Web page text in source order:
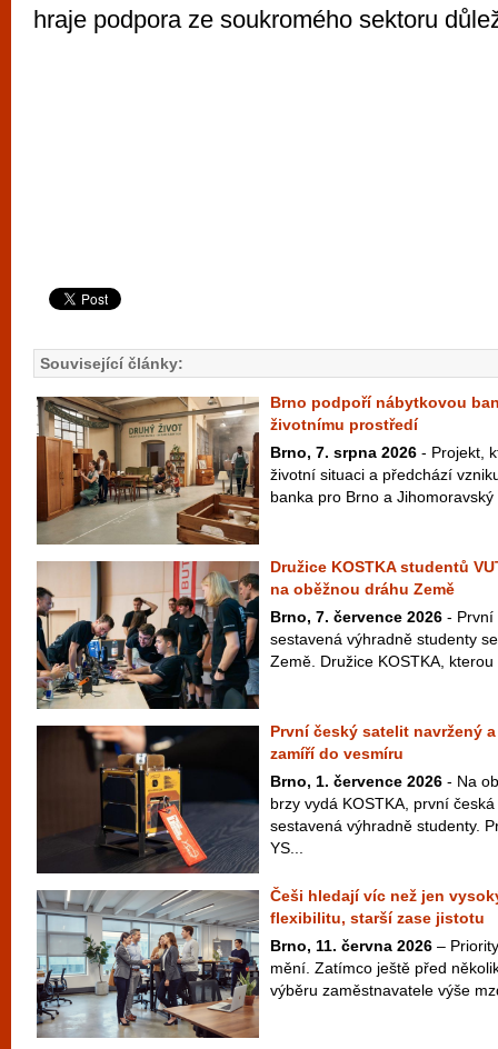
hraje podpora ze soukromého sektoru
Související články:
Brno podpoří nábytkovou
životnímu prostředí
Brno, 7. srpna 2026 - Projekt,
životní situaci a předchází
banka pro Brno a
Družice KOSTKA studentů
na oběžnou dráhu Země
Brno, 7. července 2026 - První
sestavená výhradně studenty
Země. Družice KOSTKA,
První český satelit navržený
zamíří do vesmíru
Brno, 1. července 2026 - Na
brzy vydá KOSTKA, první
sestavená výhradně studenty.
YS...
Češi hledají víc než jen
flexibilitu, starší zase jistotu
Brno, 11. června 2026 –
mění. Zatímco ještě před
výběru zaměstnavatele výše